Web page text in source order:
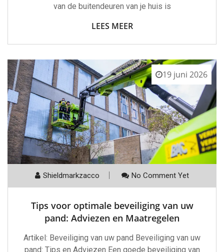
van de buitendeuren van je huis is
LEES MEER
19 juni 2026
Shieldmarkzacco No Comment Yet
Tips voor optimale beveiliging van uw
pand: Adviezen en Maatregelen
Artikel: Beveiliging van uw pand Beveiliging van uw
pand: Tips en Adviezen Een goede beveiliging van